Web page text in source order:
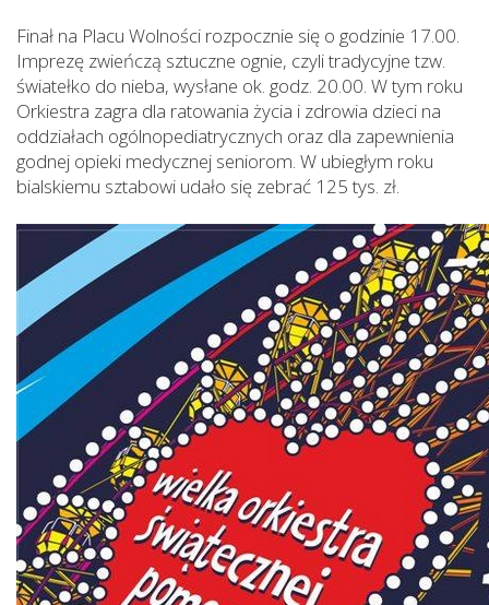
Finał na Placu Wolności rozpocznie się o godzinie 17.00.
Imprezę zwieńczą sztuczne ognie, czyli tradycyjne tzw.
światełko do nieba, wysłane ok. godz. 20.00. W tym roku
Orkiestra zagra dla ratowania życia i zdrowia dzieci na
oddziałach ogólnopediatrycznych oraz dla zapewnienia
godnej opieki medycznej seniorom. W ubiegłym roku
bialskiemu sztabowi udało się zebrać 125 tys. zł.